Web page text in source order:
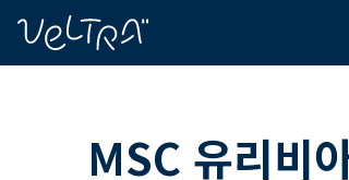
MSC 유리비